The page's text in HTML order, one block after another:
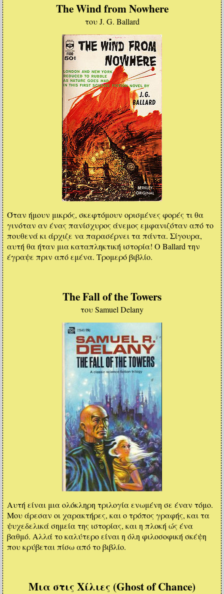
The Wind from Nowhere
του J. G. Ballard
Όταν ήμουν μικρός, σκεφτόμουν ορισμένες φορές τι θα
γινόταν αν ένας πανίσχυρος άνεμος εμφανιζόταν από το
πουθενά κι άρχιζε να παρασέρνει τα πάντα. Σίγουρα,
αυτή θα ήταν μια καταπληκτική ιστορία! Ο Ballard την
έγραψε πριν από εμένα. Τρομερό βιβλίο.
The Fall of the Towers
του Samuel Delany
Αυτή είναι μια ολόκληρη τριλογία ενωμένη σε έναν τόμο.
Μου άρεσαν οι χαρακτήρες, και ο τρόπος γραφής, και τα
ψυχεδελικά σημεία της ιστορίας, και η πλοκή ώς ένα
βαθμό. Αλλά το καλύτερο είναι η όλη φιλοσοφική σκέψη
που κρύβεται πίσω από το βιβλίο.
Μια στις Χίλιες (Ghost of Chance)